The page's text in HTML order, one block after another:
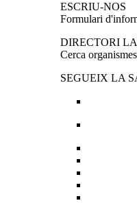
ESCRIU-NOS
Formulari
DIRECTORI
Cerca
SEGUEIX LA